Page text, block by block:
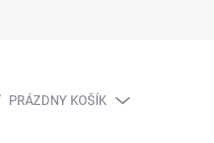
NÁKUPNÝ
PRÁZDNY KOŠÍK